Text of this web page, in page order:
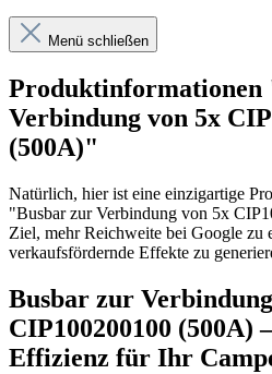
Menü schließen
Produktinformationen
Verbindung von 5x
(500A)"
Natürlich, hier ist eine einzigartige
"Busbar zur Verbindung von 5x
Ziel, mehr Reichweite bei Google zu
verkaufsfördernde Effekte zu
Busbar zur
CIP100200100 (500A)
Effizienz für Ihr